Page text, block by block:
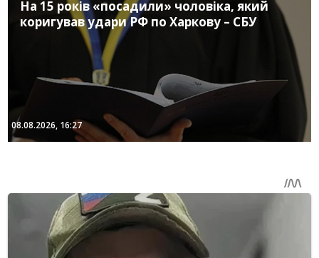
На 15 років «посадили» чоловіка, який
коригував удари РФ по Харкову – СБУ
08.08.2026, 16:27